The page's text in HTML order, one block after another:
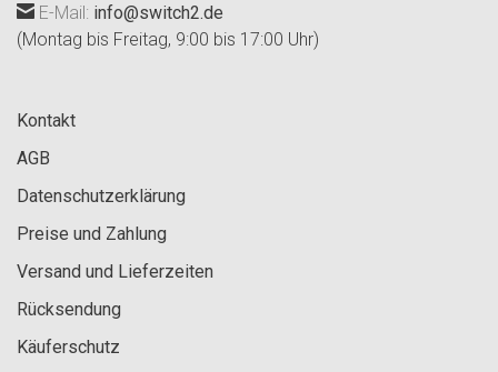
E-Mail: info@switch2.de
(Montag bis Freitag, 9:00 bis 17:00 Uhr)
Kontakt
AGB
Datenschutzerklärung
Preise und Zahlung
Versand und Lieferzeiten
Rücksendung
Käuferschutz